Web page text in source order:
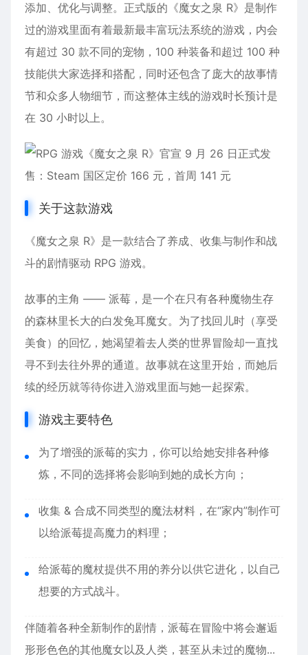
添加、优化与调整。正式版的《魔女之泉 R》是制作
过的游戏里面有着最新最丰富玩法系统的游戏，内会
有超过 30 款不同的宠物，100 种装备和超过 100 种
技能供大家选择和搭配，同时还包含了庞大的故事情
节和众多人物细节，而这整体主线的游戏时长预计是
在 30 小时以上。
关于这款游戏
《魔女之泉 R》是一款结合了养成、收集与制作和战
斗的剧情驱动 RPG 游戏。
故事的主角 —— 派莓，是一个在只有各种魔物生存
的森林里长大的白发兔耳魔女。为了找回儿时（享受
美食）的回忆，她渴望着去人类的世界冒险却一直找
寻不到去往外界的通道。故事就在这里开始，而她后
续的经历就等待你进入游戏里面与她一起探索。
游戏主要特色
为了增强的派莓的实力，你可以给她安排各种修
炼，不同的选择将会影响到她的成长方向；
收集 & 合成不同类型的魔法材料，在“家内”制作可
以给派莓提高魔力的料理；
给派莓的魔杖提供不用的养分以供它进化，以自己
想要的方式战斗。
伴随着各种全新制作的剧情，派莓在冒险中将会邂逅
形形色色的其他魔女以及人类，甚至从未过的魔物...